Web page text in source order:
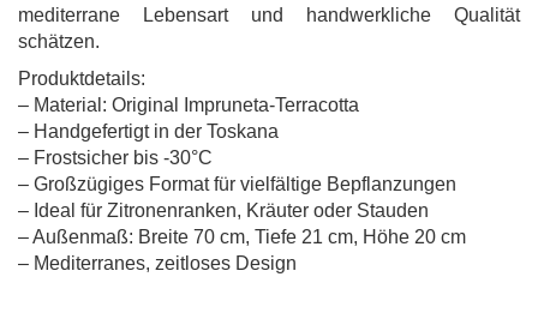
mediterrane Lebensart und handwerkliche Qualität
schätzen.
Produktdetails:
– Material: Original Impruneta-Terracotta
– Handgefertigt in der Toskana
– Frostsicher bis -30°C
– Großzügiges Format für vielfältige Bepflanzungen
– Ideal für Zitronenranken, Kräuter oder Stauden
– Außenmaß: Breite 70 cm, Tiefe 21 cm, Höhe 20 cm
– Mediterranes, zeitloses Design